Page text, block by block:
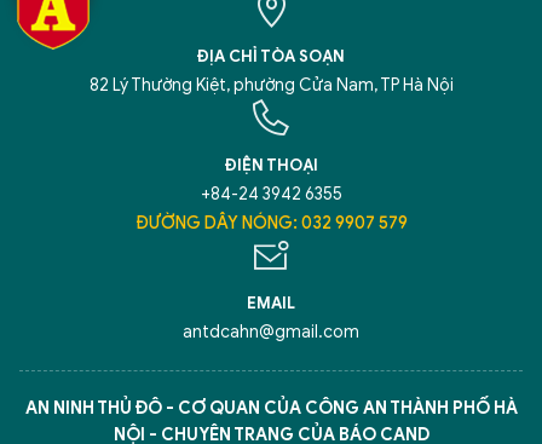
ĐỊA CHỈ TÒA SOẠN
82 Lý Thường Kiệt, phường Cửa Nam, TP Hà Nội
ĐIỆN THOẠI
+84-24 3942 6355
ĐƯỜNG DÂY NÓNG: 032 9907 579
EMAIL
antdcahn@gmail.com
AN NINH THỦ ĐÔ - CƠ QUAN CỦA CÔNG AN THÀNH PHỐ HÀ
NỘI - CHUYÊN TRANG CỦA BÁO CAND